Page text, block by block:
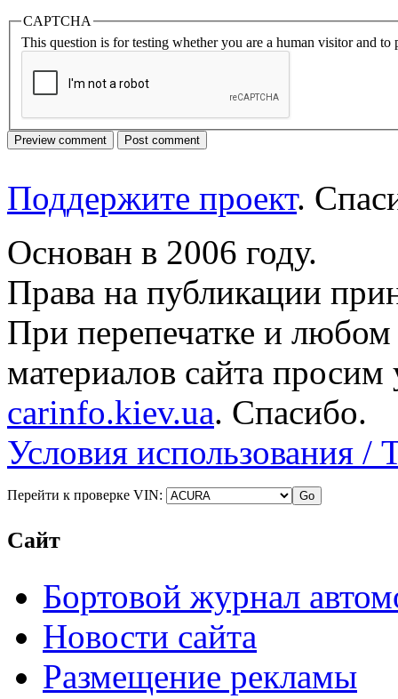
CAPTCHA
This question is for testing whether you are a human visitor and to
Поддержите проект.
Основан в 2006 году.
Права на публикации
При перепечатке и
материалов сайта просим
carinfo.kiev.ua. Спасибо.
Условия использования /
Перейти к проверке VIN:
Сайт
Бортовой журнал
Новости сайта
Размещение рекламы